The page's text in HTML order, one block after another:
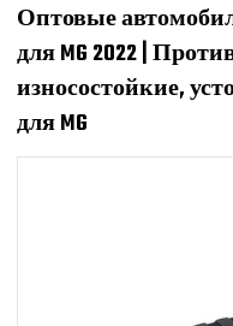
Оптовые
для MG 2022 |
износостойкие,
для MG